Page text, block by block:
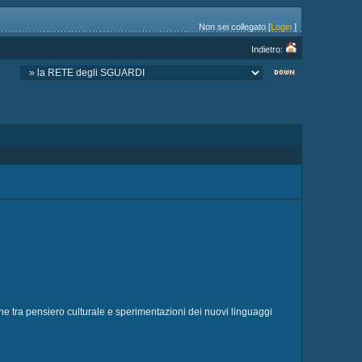
Non sei collegato [Login]
Indietro:
tra pensiero culturale e sperimentazioni dei nuovi linguaggi